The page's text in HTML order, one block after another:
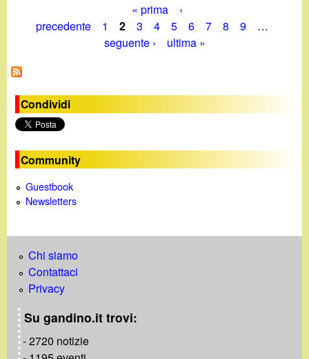
g
i
n
e
« prima
‹
precedente
1 2 3 4 5 6 7 8 9
…
seguente ›
ultima »
Condividi
Community
Guestbook
Newsletters
Chi siamo
Contattaci
Privacy
Su gandino.it trovi:
- 2720 notizie